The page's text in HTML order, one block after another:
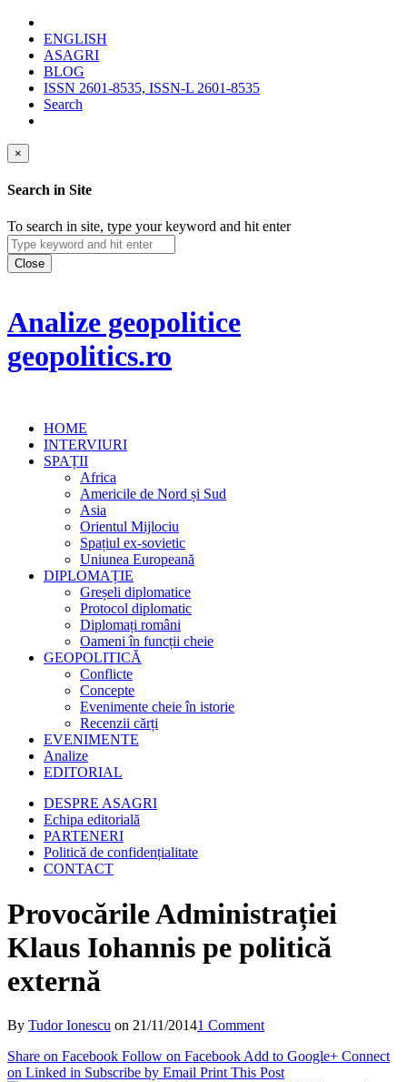
ENGLISH
ASAGRI
BLOG
ISSN 2601-8535, ISSN-L 2601-8535
Search
×
Search in Site
To search in site, type your keyword and hit enter
Close
Analize geopolitice
geopolitics.ro
HOME
INTERVIURI
SPAȚII
Africa
Americile de Nord și Sud
Asia
Orientul Mijlociu
Spațiul ex-sovietic
Uniunea Europeană
DIPLOMAȚIE
Greșeli diplomatice
Protocol diplomatic
Diplomați români
Oameni în funcții cheie
GEOPOLITICĂ
Conflicte
Concepte
Evenimente cheie în istorie
Recenzii cărți
EVENIMENTE
Analize
EDITORIAL
DESPRE ASAGRI
Echipa editorială
PARTENERI
Politică de confidențialitate
CONTACT
Provocările Administrației
Klaus Iohannis pe politică
externă
By Tudor Ionescu on 21/11/20141 Comment
Share on Facebook Follow on Facebook Add to Google+ Connect
on Linked in Subscribe by Email Print This Post